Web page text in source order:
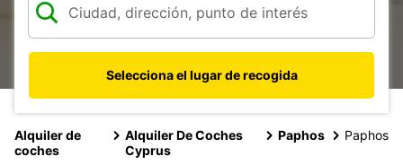
Selecciona el lugar de recogida
Alquiler de
coches
Alquiler De Coches
Cyprus
Paphos Paphos